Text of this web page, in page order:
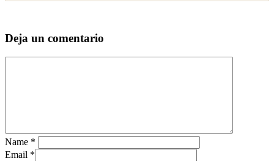
Deja un comentario
Name *
Email *